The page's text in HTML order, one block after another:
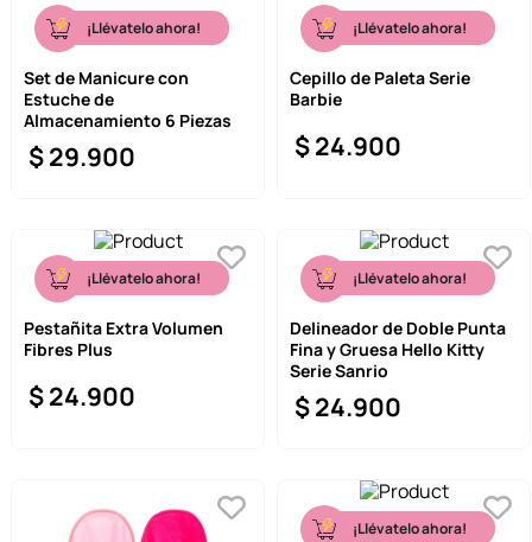
¡Llévatelo ahora!
Set de Manicure con
Estuche de
Almacenamiento 6 Piezas
$29.900
¡Llévatelo ahora!
Cepillo de Paleta Serie
Barbie
$24.900
¡Llévatelo ahora!
Pestañita Extra Volumen
Fibres Plus
$24.900
¡Llévatelo ahora!
Delineador de Doble Punta
Fina y Gruesa Hello Kitty
Serie Sanrio
$24.900
¡Llévatelo ahora!